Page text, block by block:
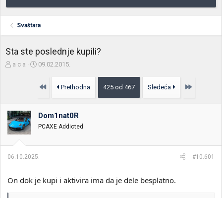
Svaštara
Sta ste poslednje kupili?
Z
i
k
t
e
m
a c a
D
u
o
k
e
j
09.02.2015.
Prvo Prethodna 425 od 467 Sledeća Poslednja
Dom1nat0R
PCAXE Addicted
06.10.2025. #10.601
On dok je kupi i aktivira ima da je dele besplatno.